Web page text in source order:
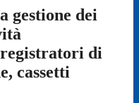
gestione dei
di
cassetti